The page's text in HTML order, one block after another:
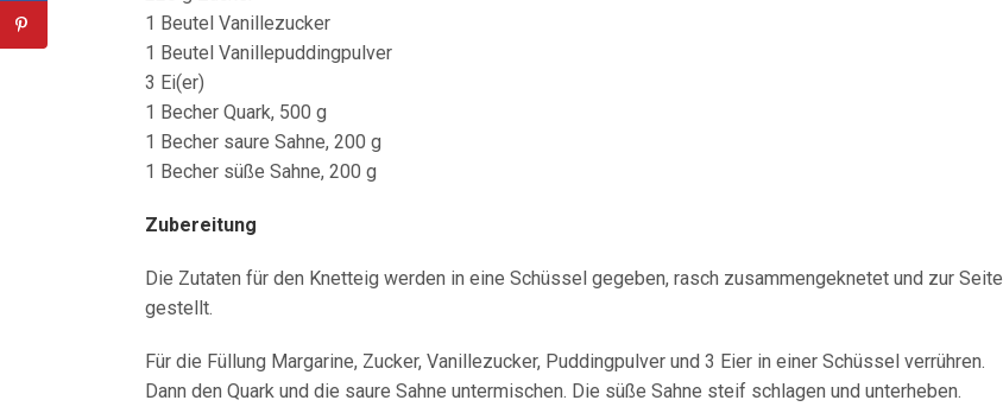
1 Beutel Vanillezucker
1 Beutel Vanillepuddingpulver
3 Ei(er)
1 Becher Quark, 500 g
1 Becher saure Sahne, 200 g
1 Becher süße Sahne, 200 g
Zubereitung
Die Zutaten für den Knetteig werden in eine Schüssel gegeben, rasch zusammengeknetet und zur Seite
gestellt.
Für die Füllung Margarine, Zucker, Vanillezucker, Puddingpulver und 3 Eier in einer Schüssel verrühren.
Dann den Quark und die saure Sahne untermischen. Die süße Sahne steif schlagen und unterheben.